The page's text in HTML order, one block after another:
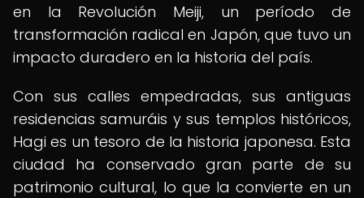
en la Revolución Meiji, un período de
transformación radical en Japón, que tuvo un
impacto duradero en la historia del país.
Con sus calles empedradas, sus antiguas
residencias samuráis y sus templos históricos,
Hagi es un tesoro de la historia japonesa. Esta
ciudad ha conservado gran parte de su
patrimonio cultural, lo que la convierte en un